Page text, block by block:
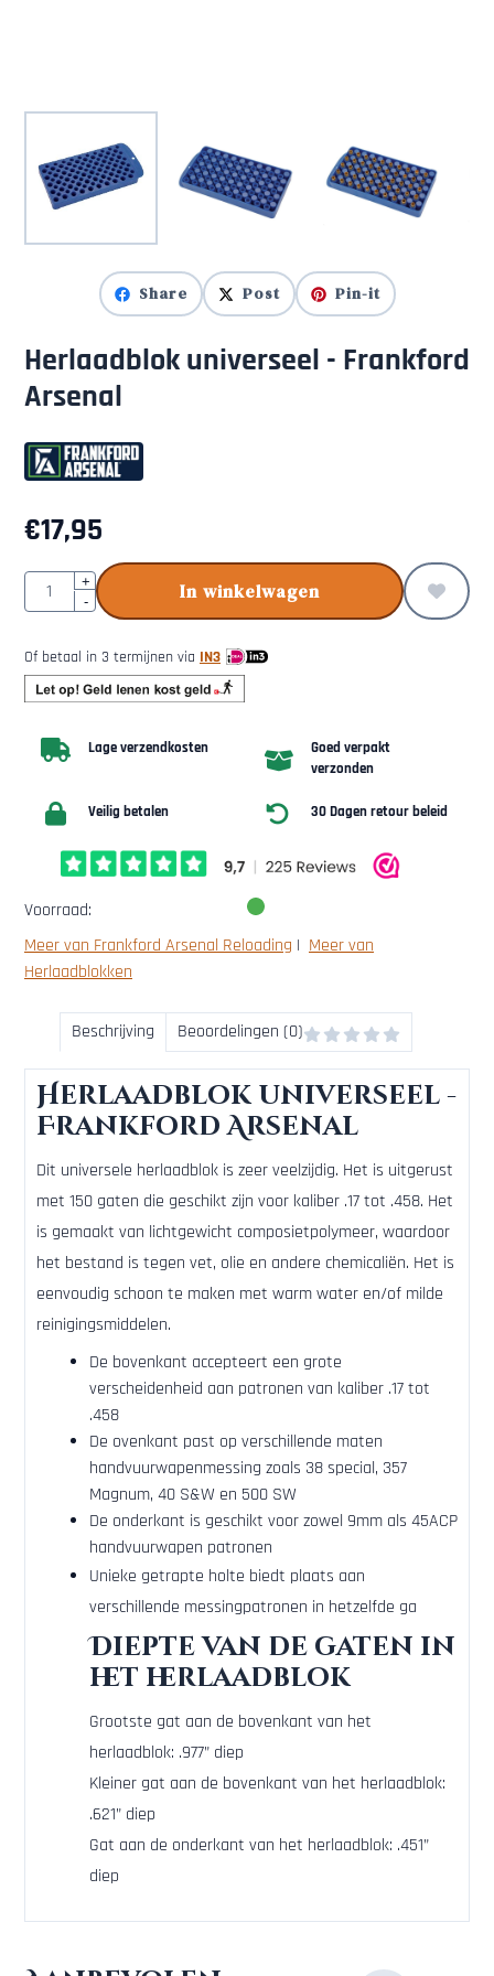
Share Post Pin-it
Herlaadblok universeel - Frankford
Arsenal
€17,95
Aantal
+
-
In winkelwagen
Of betaal in 3 termijnen via IN3
Lage verzendkosten
Goed verpakt
verzonden
Veilig betalen 30 Dagen retour beleid
Voorraad:
Meer van Frankford Arsenal Reloading | Meer van
Herlaadblokken
Beschrijving Beoordelingen (0)
Herlaadblok universeel -
Frankford Arsenal
Dit universele herlaadblok is zeer veelzijdig. Het is uitgerust
met 150 gaten die geschikt zijn voor kaliber .17 tot .458. Het
is gemaakt van lichtgewicht composietpolymeer, waardoor
het bestand is tegen vet, olie en andere chemicaliën. Het is
eenvoudig schoon te maken met warm water en/of milde
reinigingsmiddelen.
De bovenkant accepteert een grote
verscheidenheid aan patronen van kaliber .17 tot
.458
De ovenkant past op verschillende maten
handvuurwapenmessing zoals 38 special, 357
Magnum, 40 S&W en 500 SW
De onderkant is geschikt voor zowel 9mm als 45ACP
handvuurwapen patronen
Unieke getrapte holte biedt plaats aan
verschillende messingpatronen in hetzelfde ga
Diepte van de gaten in
het herlaadblok
Grootste gat aan de bovenkant van het
herlaadblok: .977” diep
Kleiner gat aan de bovenkant van het herlaadblok:
.621” diep
Gat aan de onderkant van het herlaadblok: .451”
diep